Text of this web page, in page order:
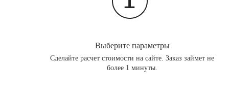
Выберите параметры
Сделайте расчет стоимости на сайте. Заказ займет не
более 1 минуты.